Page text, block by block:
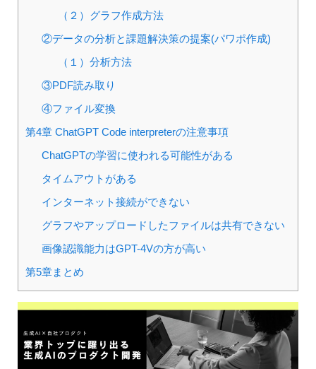
（２）グラフ作成方法
②データの分析と課題解決策の提案(パワポ作成)
（１）分析方法
③PDF読み取り
④ファイル変換
第4章 ChatGPT Code interpreterの注意事項
ChatGPTの学習に使われる可能性がある
タイムアウトがある
インターネット接続ができない
グラフやアップロードしたファイルは共有できない
画像認識能力はGPT-4Vの方が高い
第5章まとめ